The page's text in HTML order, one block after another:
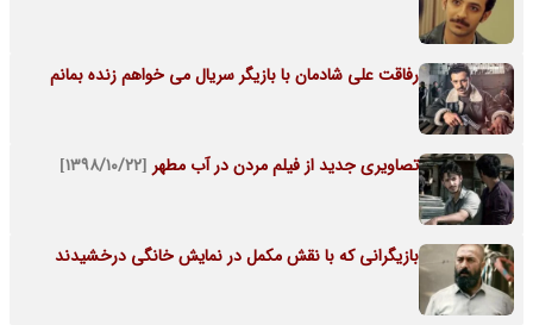
رفاقت علی شادمان با بازیگر سریال می خواهم زنده بمانم
تصاویری جدید از فیلم مردن در آب مطهر [۱۳۹۸/۱۰/۲۲]
بازیگرانی که با نقش مکمل در نمایش خانگی درخشیدند